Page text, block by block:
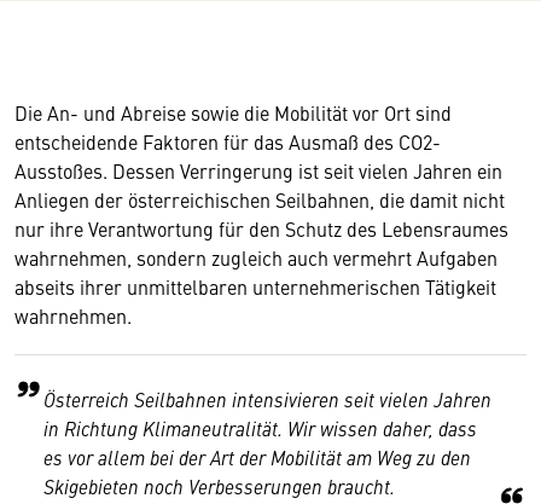
Die An- und Abreise sowie die Mobilität vor Ort sind
entscheidende Faktoren für das Ausmaß des CO2-
Ausstoßes. Dessen Verringerung ist seit vielen Jahren ein
Anliegen der österreichischen Seilbahnen, die damit nicht
nur ihre Verantwortung für den Schutz des Lebensraumes
wahrnehmen, sondern zugleich auch vermehrt Aufgaben
abseits ihrer unmittelbaren unternehmerischen Tätigkeit
wahrnehmen.
Österreich Seilbahnen intensivieren seit vielen Jahren
in Richtung Klimaneutralität. Wir wissen daher, dass
es vor allem bei der Art der Mobilität am Weg zu den
Skigebieten noch Verbesserungen braucht.